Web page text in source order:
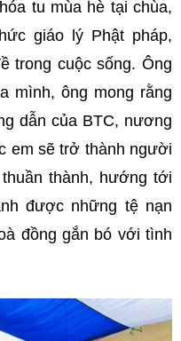
tu mùa hè tại chùa,
giáo lý Phật pháp,
trong cuộc sống. Ông
mình, ông mong rằng
dẫn của BTC, nương
em sẽ trở thành người
thành, hướng tới
được những tệ nạn
đồng gắn bó với tình